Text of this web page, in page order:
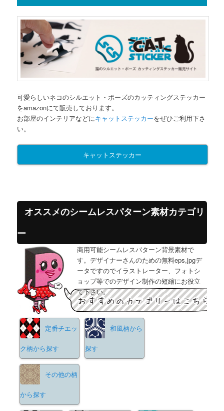
可愛らしいネコのシルエット・ポーズのカッティングステッカー
をamazonにて販売しております。
お部屋のインテリアなどにキャットステッカーをぜひご利用下さ
い。
キャットステッカー
オススメのシームレスパターン素材カテゴリ
ー
商用可能シームレスパターン背景素材で
す。デザイナーさんのための無料eps,jpgデ
ータですのでイラストレーター、フォトシ
ョップ等でのデザイン制作の短縮にお役立
て下さい。
定番チエッ
ク柄から探す
和風柄から
探す
その他の柄
から探す